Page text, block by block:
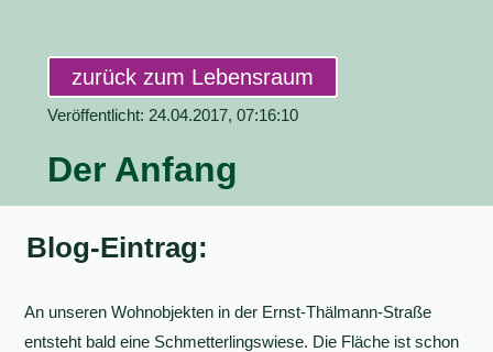
zurück zum Lebensraum
Veröffentlicht: 24.04.2017, 07:16:10
Der Anfang
Blog-Eintrag:
An unseren Wohnobjekten in der Ernst-Thälmann-Straße
entsteht bald eine Schmetterlingswiese. Die Fläche ist schon